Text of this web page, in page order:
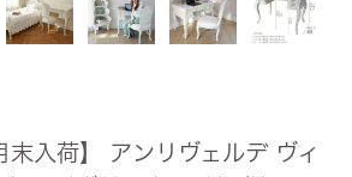
末入荷】 アンリヴェルデ ヴィ